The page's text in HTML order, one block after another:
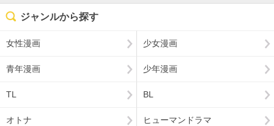
ジャンルから探す
女性漫画 少女漫画
青年漫画 少年漫画
TL BL
オトナ ヒューマンドラマ